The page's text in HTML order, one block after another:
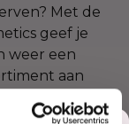
Met de
geef je
weer een
aan
snel en